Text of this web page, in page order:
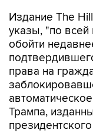
Издание The Hill
указы, "по всей
обойти
права на
Трампа,